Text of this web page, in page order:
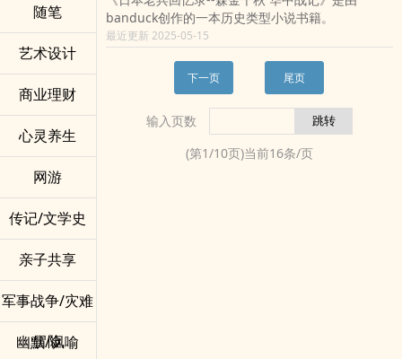
随笔
艺术设计
商业理财
心灵养生
网游
传记/文学史
亲子共享
军事战争/灾难
冒险
幽默/讽喻
banduck创作的一本历史类型小说书籍。
最近更新 2025-05-15
下一页 尾页
输入页数
(第1/10页)当前16条/页